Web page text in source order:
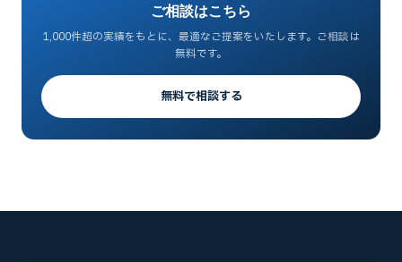
ご相談はこちら
1,000件超の実績をもとに、最適なご提案をいたします。ご相談は
無料です。
無料で相談する